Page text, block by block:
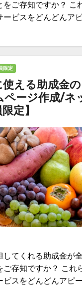
をご存知ですか？ こ
ービスをどんどんア
限定
使える助成金
ページ作成/ネ
定】
してくれる助成金が
存知ですか？ これ
ビスをどんどんアピ